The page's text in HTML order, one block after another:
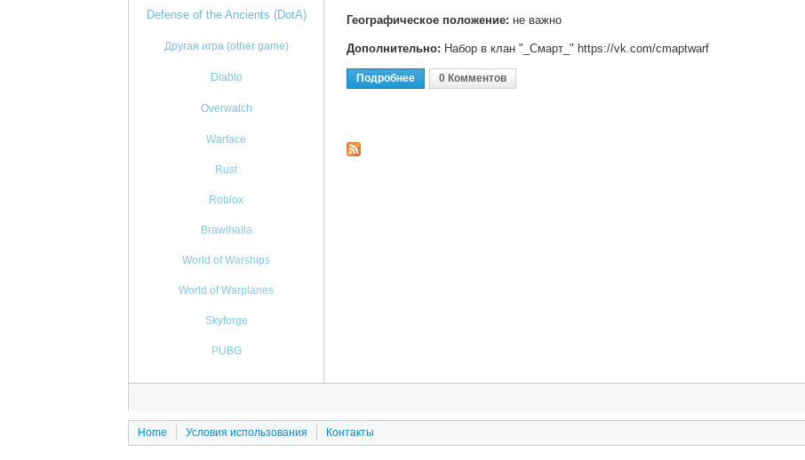
Географическое положение: не важно
Дополнительно: Набор в клан "_Смарт_" https://vk.com/cmaptwarf
Подробнее О Набираю Игроков В WARFACE
0 Комментов
Defense of the Ancients (DotA)
Другая игра (other game)
Diablo
Overwatch
Warface
Rust
Roblox
Brawlhalla
World of Warships
World of Warplanes
Skyforge
PUBG
Home Условия использования Контакты